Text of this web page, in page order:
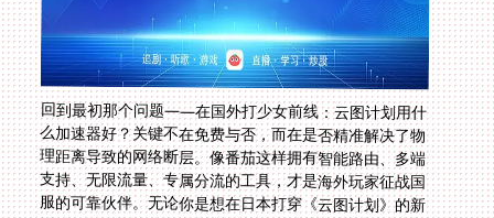
回到最初那个问题——在国外打少女前线：云图计划用什
么加速器好？关键不在免费与否，而在是否精准解决了物
理距离导致的网络断层。像番茄这样拥有智能路由、多端
支持、无限流量、专属分流的工具，才是海外玩家征战国
服的可靠伙伴。无论你是想在日本打穿《云图计划》的新
活动，还是在加拿大和兄弟组队下《新大话西游2》的副
本，或是晚饭后躺在伦敦公寓刷《秦时明月》日常，告别